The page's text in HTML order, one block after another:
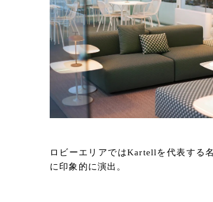
ロビーエリアではKartellを代表する
に印象的に演出。